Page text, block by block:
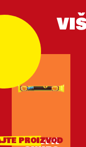
CHUPA
PROIZVOD